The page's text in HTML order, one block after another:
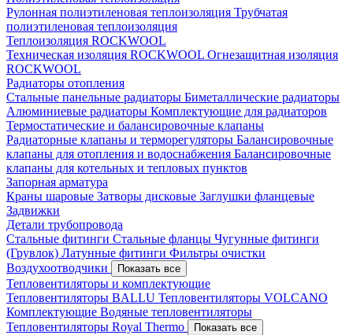
Рулонная полиэтиленовая теплоизоляция Трубчатая
полиэтиленовая теплоизоляция
Теплоизоляция ROCKWOOL
Техническая изоляция ROCKWOOL Огнезащитная изоляция
ROCKWOOL
Радиаторы отопления
Стальные панельные радиаторы Биметаллические радиаторы
Алюминиевые радиаторы Комплектующие для радиаторов
Термостатические и балансировочные клапаны
Радиаторные клапаны и терморегуляторы Балансировочные
клапаны для отопления и водоснабжения Балансировочные
клапаны для котельных и тепловых пунктов
Запорная арматура
Краны шаровые Затворы дисковые Заглушки фланцевые
Задвижки
Детали трубопровода
Стальные фитинги Стальные фланцы Чугунные фитинги
(Грувлок) Латунные фитинги Фильтры очистки
Воздухоотводчики
Показать все
Тепловентиляторы и комплектующие
Тепловентиляторы BALLU Тепловентиляторы VOLCANO
Комплектующие Водяные тепловентиляторы
Тепловентиляторы Royal Thermo
Показать все